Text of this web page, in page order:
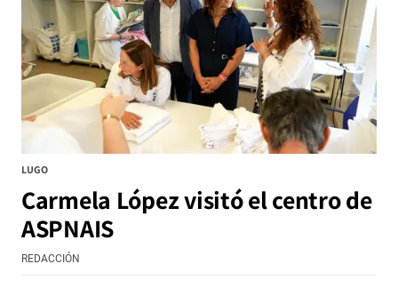
LUGO
Carmela López visitó el centro de
ASPNAIS
REDACCIÓN